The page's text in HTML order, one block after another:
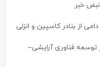
نبض خبر
فناوری آرایشی–